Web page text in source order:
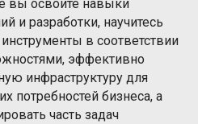
вы освоите навыки
и разработки, научитесь
в соответствии
эффективно
инфраструктуру для
потребностей бизнеса, а
часть задач